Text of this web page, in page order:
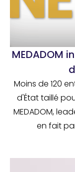
MEDADOM
Moins de 120
d'État taillé
MEDADOM,
en fait